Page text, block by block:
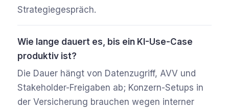
Strategiegespräch.
Wie lange dauert es, bis ein KI-Use-Case
produktiv ist?
Die Dauer hängt von Datenzugriff, AVV und
Stakeholder-Freigaben ab; Konzern-Setups in
der Versicherung brauchen wegen interner